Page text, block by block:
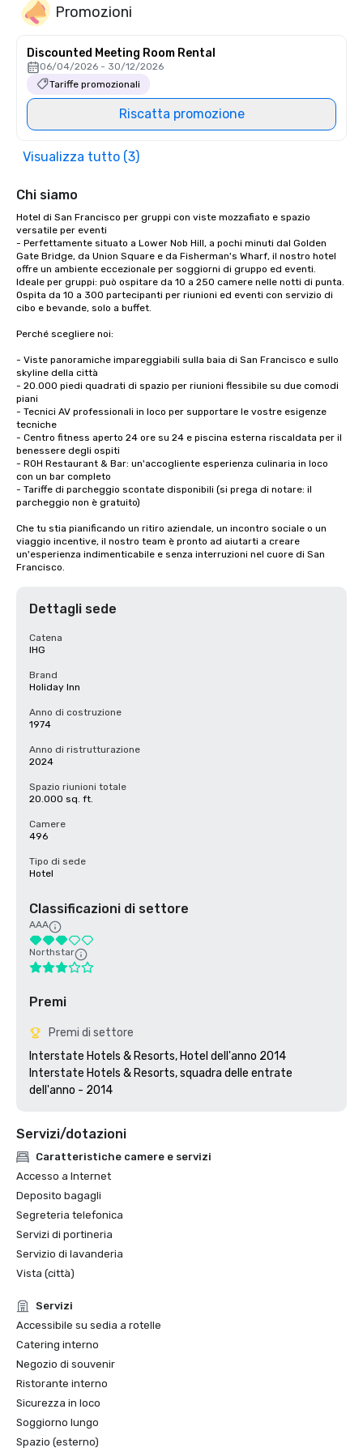
Promozioni
Discounted Meeting Room Rental
06/04/2026 - 30/12/2026
Tariffe promozionali
Riscatta promozione
Visualizza tutto (3)
Chi siamo
Hotel di San Francisco per gruppi con viste mozzafiato e spazio
versatile per eventi
- Perfettamente situato a Lower Nob Hill, a pochi minuti dal Golden
Gate Bridge, da Union Square e da Fisherman's Wharf, il nostro hotel
offre un ambiente eccezionale per soggiorni di gruppo ed eventi.
Ideale per gruppi: può ospitare da 10 a 250 camere nelle notti di punta.
Ospita da 10 a 300 partecipanti per riunioni ed eventi con servizio di
cibo e bevande, solo a buffet.
Perché scegliere noi:
- Viste panoramiche impareggiabili sulla baia di San Francisco e sullo
skyline della città
- 20.000 piedi quadrati di spazio per riunioni flessibile su due comodi
piani
- Tecnici AV professionali in loco per supportare le vostre esigenze
tecniche
- Centro fitness aperto 24 ore su 24 e piscina esterna riscaldata per il
benessere degli ospiti
- ROH Restaurant & Bar: un'accogliente esperienza culinaria in loco
con un bar completo
- Tariffe di parcheggio scontate disponibili (si prega di notare: il
parcheggio non è gratuito)
Che tu stia pianificando un ritiro aziendale, un incontro sociale o un
viaggio incentive, il nostro team è pronto ad aiutarti a creare
un'esperienza indimenticabile e senza interruzioni nel cuore di San
Francisco.
Dettagli sede
Catena
IHG
Brand
Holiday Inn
Anno di costruzione
1974
Anno di ristrutturazione
2024
Spazio riunioni totale
20.000 sq. ft.
Camere
496
Tipo di sede
Hotel
Classificazioni di settore
AAA
Northstar
Premi
Premi di settore
Interstate Hotels & Resorts, Hotel dell'anno 2014
Interstate Hotels & Resorts, squadra delle entrate
Servizi/dotazioni
Caratteristiche camere e servizi
Accesso a Internet
Deposito bagagli
Segreteria telefonica
Servizi di portineria
Servizio di lavanderia
Vista (città)
Servizi
Accessibile su sedia a rotelle
Catering interno
Negozio di souvenir
Ristorante interno
Sicurezza in loco
Soggiorno lungo
Spazio (esterno)